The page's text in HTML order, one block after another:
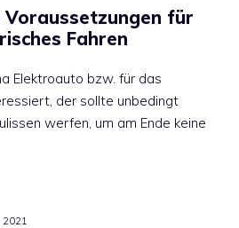
für
Fahren
Elektroauto bzw. für das
der sollte unbedingt
werfen, um am Ende keine